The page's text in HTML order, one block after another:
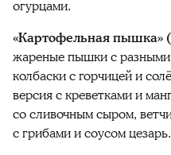
огурцами.
«Картофельная пышка»
жареные пышки с
колбаски с горчицей и
версия с креветками и
со сливочным сыром,
с грибами и соусом цезарь.